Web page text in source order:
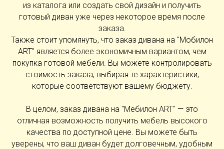
из каталога или создать свой дизайн и получить
готовый диван уже через некоторое время после
заказа.
Также стоит упомянуть, что заказ дивана на "Мобилон
ART" является более экономичным вариантом, чем
покупка готовой мебели. Вы можете контролировать
стоимость заказа, выбирая те характеристики,
которые соответствуют вашему бюджету.
В целом, заказ дивана на "Мебилон ART" — это
отличная возможность получить мебель высокого
качества по доступной цене. Вы можете быть
уверены, что ваш диван будет долговечным, удобным